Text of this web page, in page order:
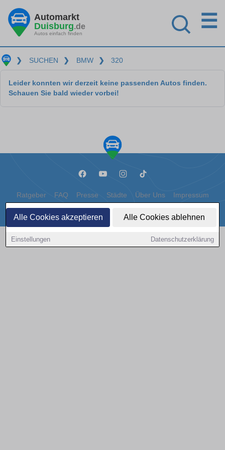
Alle Cookies akzeptieren Alle Cookies ablehnen
Einstellungen Datenschutzerklärung
Automarkt
Duisburg.de
Autos einfach finden
☰
❯ SUCHEN ❯ BMW ❯ 320
Leider konnten wir derzeit keine passenden Autos finden.
Schauen Sie bald wieder vorbei!
Ratgeber FAQ Presse Städte Über Uns Impressum
Datenschutz Cookies
Copyright © 2000 - 2026 | 1A Infosysteme GmbH | Content by: 1a-sites-autos